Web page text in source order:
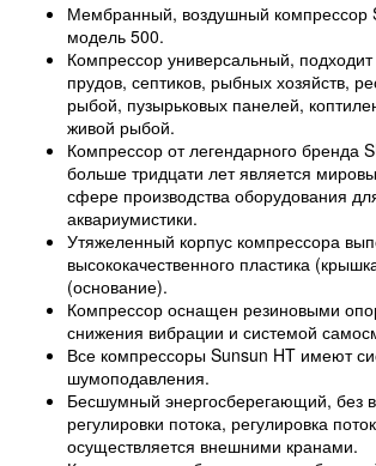
Мембранный, воздушный компрессор
модель 500.
Компрессор универсальный,
прудов, септиков, рыбных хозяйств,
рыбой, пузырьковых панелей,
живой рыбой.
Компрессор от легендарного бренда
больше тридцати лет является
сфере производства оборудования
аквариумистики.
Утяжеленный корпус компрессора
высококачественного пластика
(основание).
Компрессор оснащен резиновыми
снижения вибрации и системой
Все компрессоры Sunsun HT имеют
шумоподавления.
Бесшумный энергосберегающий, без
регулировки потока, регулировка
осуществляется внешними кранами.